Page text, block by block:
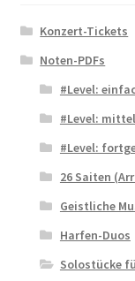
Konzert-Tickets
Noten-PDFs
#Level:
#Level: mittel
#Level:
26 Saiten
Geistliche
Harfen-Duos
Solostücke